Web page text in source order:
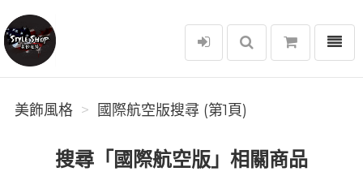
美飾風格
選單
美飾風格 國際航空版搜尋 (第1頁)
搜尋「國際航空版」相關商品